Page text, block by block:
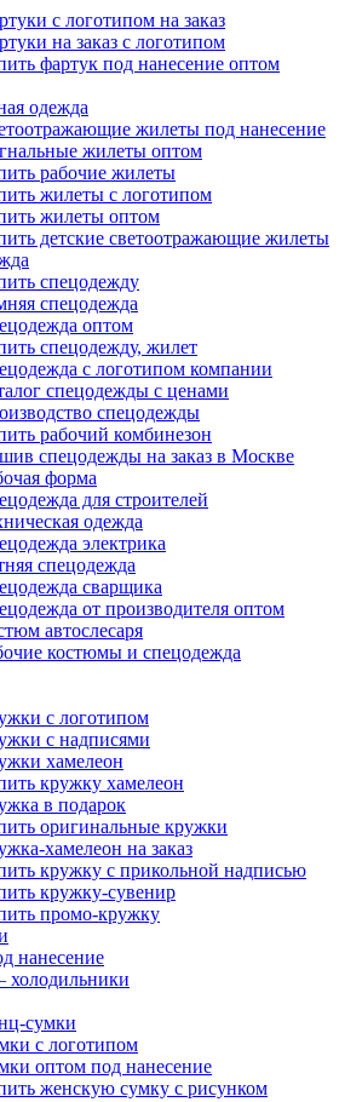
с логотипом на заказ
на заказ с логотипом
фартук под нанесение оптом
одежда
жилеты под нанесение
жилеты оптом
рабочие жилеты
жилеты с логотипом
жилеты оптом
детские светоотражающие жилеты
спецодежду
спецодежда
оптом
спецодежду, жилет
с логотипом компании
спецодежды с ценами
спецодежды
рабочий комбинезон
спецодежды на заказ в Москве
форма
для строителей
одежда
электрика
спецодежда
сварщика
от производителя оптом
автослесаря
костюмы и спецодежда
с логотипом
с надписями
хамелеон
кружку хамелеон
в подарок
оригинальные кружки
хамелеон на заказ
кружку с прикольной надписью
кружку-сувенир
промо-кружку
нанесение
сумки
с логотипом
оптом под нанесение
женскую сумку с рисунком